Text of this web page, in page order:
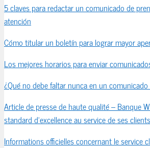
5 claves para redactar un comunicado de
atención
Cómo titular un boletín para lograr mayor
Los mejores horarios para enviar
¿Qué no debe faltar nunca en un
Article de presse de haute qualité – Banque
standard d’excellence au service de ses clients
Informations officielles concernant le service